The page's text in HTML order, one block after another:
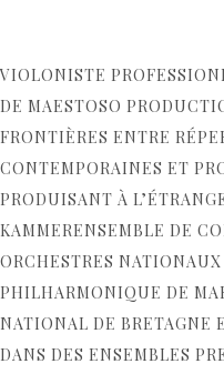
VIOLONISTE
DE MAESTOSO
FRONTIÈRES ENTRE
CONTEMPORAINES ET
PRODUISANT À
KAMMERENSEMBLE DE
ORCHESTRES
PHILHARMONIQUE DE
NATIONAL DE BRETAGNE
DANS DES ENSEMBLES